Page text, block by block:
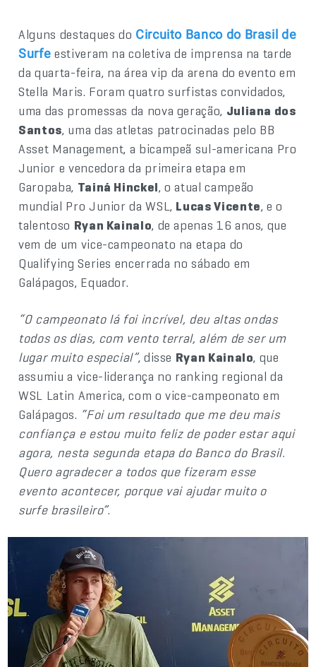
Alguns destaques do Circuito Banco do Brasil de
Surfe estiveram na coletiva de imprensa na tarde
da quarta-feira, na área vip da arena do evento em
Stella Maris. Foram quatro surfistas convidados,
uma das promessas da nova geração, Juliana dos
Santos, uma das atletas patrocinadas pelo BB
Asset Management, a bicampeã sul-americana Pro
Junior e vencedora da primeira etapa em
Garopaba, Tainá Hinckel, o atual campeão
mundial Pro Junior da WSL, Lucas Vicente, e o
talentoso Ryan Kainalo, de apenas 16 anos, que
vem de um vice-campeonato na etapa do
Qualifying Series encerrada no sábado em
Galápagos, Equador.
“O campeonato lá foi incrível, deu altas ondas
todos os dias, com vento terral, além de ser um
lugar muito especial”, disse Ryan Kainalo, que
assumiu a vice-liderança no ranking regional da
WSL Latin America, com o vice-campeonato em
Galápagos. “Foi um resultado que me deu mais
confiança e estou muito feliz de poder estar aqui
agora, nesta segunda etapa do Banco do Brasil.
Quero agradecer a todos que fizeram esse
evento acontecer, porque vai ajudar muito o
surfe brasileiro”.